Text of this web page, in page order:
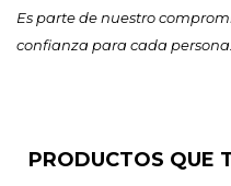
Es parte de nuestro
confianza para cada persona.
PRODUCTOS QUE